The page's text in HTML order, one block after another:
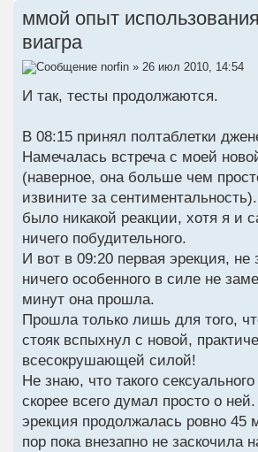
ммой опыт
виагра
norfin » 26 июл 2010, 14:54
И так, тесты продолжаются.
В 08:15 принял полтаблетки
Намечалась встреча с моей
(наверное, она больше чем
извините за
было никакой реакции, хотя я и
ничего побудительного.
И вот в 09:20 первая эрекция, не
ничего особенного в силе не
минут она прошла.
Прошла только лишь для того,
стояк вспыхнул с новой,
всесокрушающей силой!
Не знаю, что такого
скорее всего думал просто о
эрекция продолжалась ровно 45
пор пока внезапно не заскочила